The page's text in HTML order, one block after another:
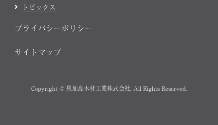
トピックス
プライバシーポリシー
サイトマップ
Copyright © 恩加島木材工業株式会社, All Rights Reserved.